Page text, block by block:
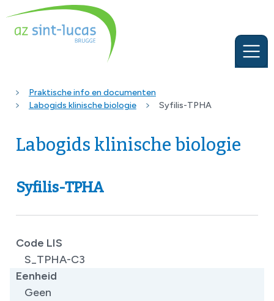
Praktische info en documenten
Labogids klinische biologie
Syfilis-TPHA
Labogids klinische biologie
Syfilis-TPHA
Code LIS
S_TPHA-C3
Eenheid
Geen